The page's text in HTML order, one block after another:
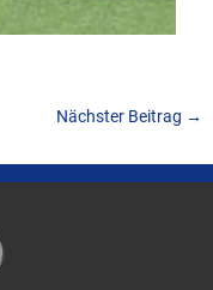
Nächster Beitrag →